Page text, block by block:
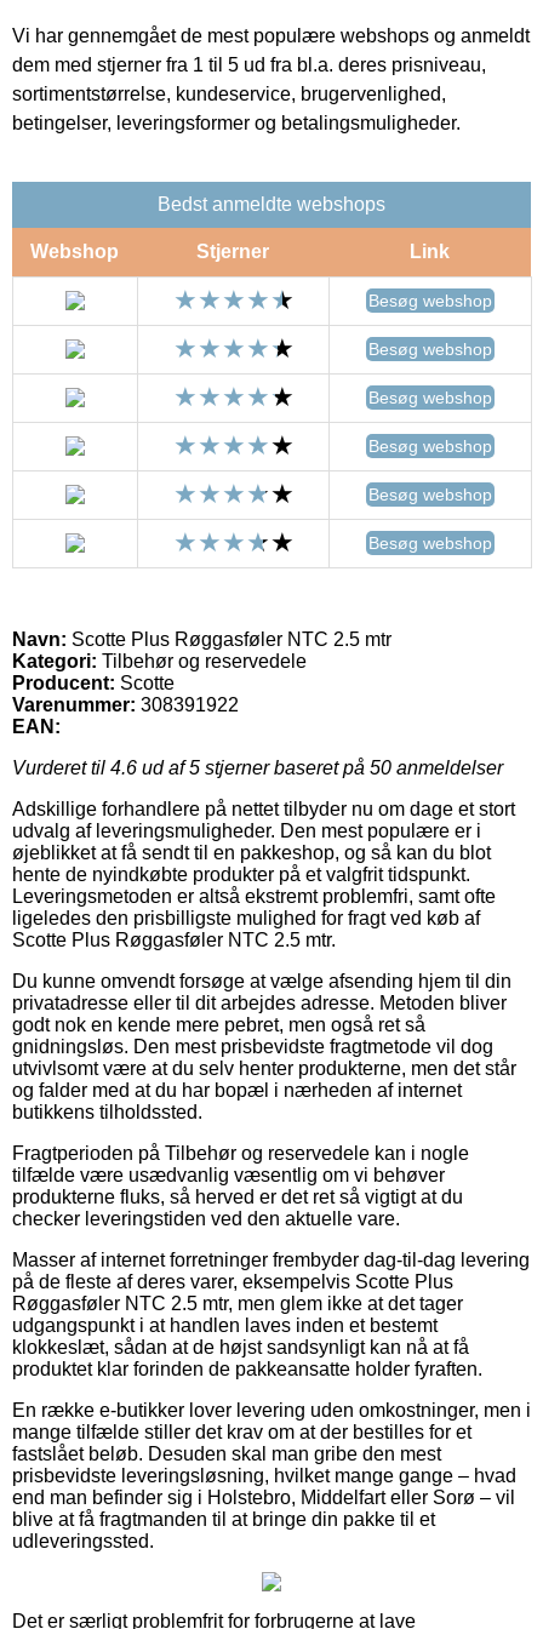
Vi har gennemgået de mest populære webshops og anmeldt
dem med stjerner fra 1 til 5 ud fra bl.a. deres prisniveau,
sortimentstørrelse, kundeservice, brugervenlighed,
betingelser, leveringsformer og betalingsmuligheder.
Bedst anmeldte webshops
Webshop Stjerner Link
Besøg webshop
Besøg webshop
Besøg webshop
Besøg webshop
Besøg webshop
Besøg webshop
Navn: Scotte Plus Røggasføler NTC 2.5 mtr
Kategori: Tilbehør og reservedele
Producent: Scotte
Varenummer: 308391922
EAN:
Vurderet til 4.6 ud af 5 stjerner baseret på 50 anmeldelser
Adskillige forhandlere på nettet tilbyder nu om dage et stort
udvalg af leveringsmuligheder. Den mest populære er i
øjeblikket at få sendt til en pakkeshop, og så kan du blot
hente de nyindkøbte produkter på et valgfrit tidspunkt.
Leveringsmetoden er altså ekstremt problemfri, samt ofte
ligeledes den prisbilligste mulighed for fragt ved køb af
Scotte Plus Røggasføler NTC 2.5 mtr.
Du kunne omvendt forsøge at vælge afsending hjem til din
privatadresse eller til dit arbejdes adresse. Metoden bliver
godt nok en kende mere pebret, men også ret så
gnidningsløs. Den mest prisbevidste fragtmetode vil dog
utvivlsomt være at du selv henter produkterne, men det står
og falder med at du har bopæl i nærheden af internet
butikkens tilholdssted.
Fragtperioden på Tilbehør og reservedele kan i nogle
tilfælde være usædvanlig væsentlig om vi behøver
produkterne fluks, så herved er det ret så vigtigt at du
checker leveringstiden ved den aktuelle vare.
Masser af internet forretninger frembyder dag-til-dag levering
på de fleste af deres varer, eksempelvis Scotte Plus
Røggasføler NTC 2.5 mtr, men glem ikke at det tager
udgangspunkt i at handlen laves inden et bestemt
klokkeslæt, sådan at de højst sandsynligt kan nå at få
produktet klar forinden de pakkeansatte holder fyraften.
En række e-butikker lover levering uden omkostninger, men i
mange tilfælde stiller det krav om at der bestilles for et
fastslået beløb. Desuden skal man gribe den mest
prisbevidste leveringsløsning, hvilket mange gange – hvad
end man befinder sig i Holstebro, Middelfart eller Sorø – vil
blive at få fragtmanden til at bringe din pakke til et
udleveringssted.
Det er særligt problemfrit for forbrugerne at lave